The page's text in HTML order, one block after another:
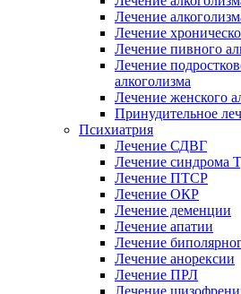
Лечение
Лечение
Лечение пивного
Лечение
алкоголизма
Лечение женского
Принудительное
Психиатрия
Лечение СДВГ
Лечение синдрома
Лечение ПТСР
Лечение ОКР
Лечение деменции
Лечение апатии
Лечение
Лечение анорексии
Лечение ПРЛ
Лечение